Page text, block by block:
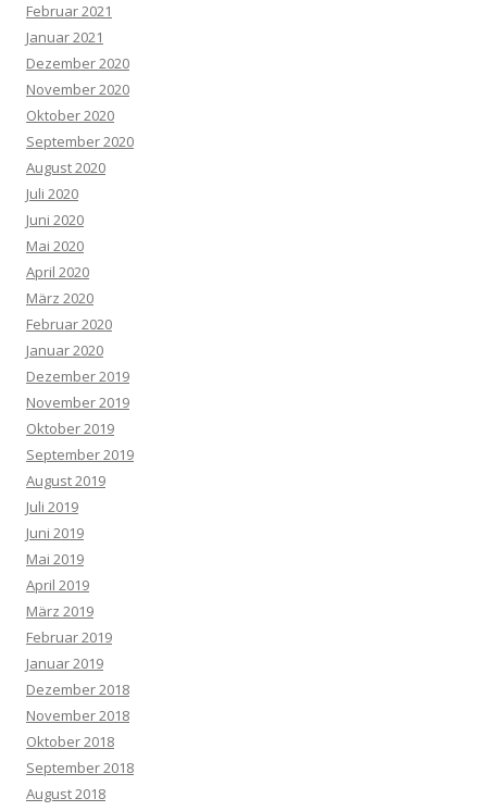
Februar 2021
Januar 2021
Dezember 2020
November 2020
Oktober 2020
September 2020
August 2020
Juli 2020
Juni 2020
Mai 2020
April 2020
März 2020
Februar 2020
Januar 2020
Dezember 2019
November 2019
Oktober 2019
September 2019
August 2019
Juli 2019
Juni 2019
Mai 2019
April 2019
März 2019
Februar 2019
Januar 2019
Dezember 2018
November 2018
Oktober 2018
September 2018
August 2018